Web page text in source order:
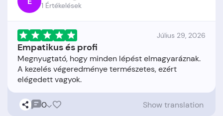
1 Értékelések
Július 29, 2026
Empatikus és profi
Megnyugtató, hogy minden lépést elmagyaráznak.
A kezelés végeredménye természetes, ezért
0 Show translation